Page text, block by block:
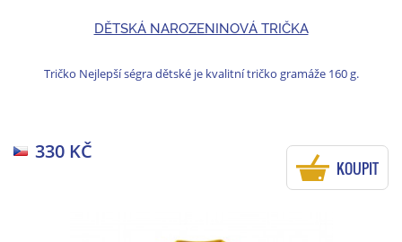
DĚTSKÁ NAROZENINOVÁ TRIČKA
Tričko Nejlepší ségra dětské je kvalitní tričko gramáže 160 g.
330 KČ
KOUPIT